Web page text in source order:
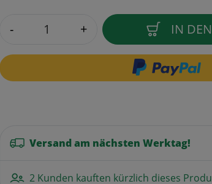
- + IN
Versand am nächsten Werktag!
2 Kunden kauften kürzlich dieses